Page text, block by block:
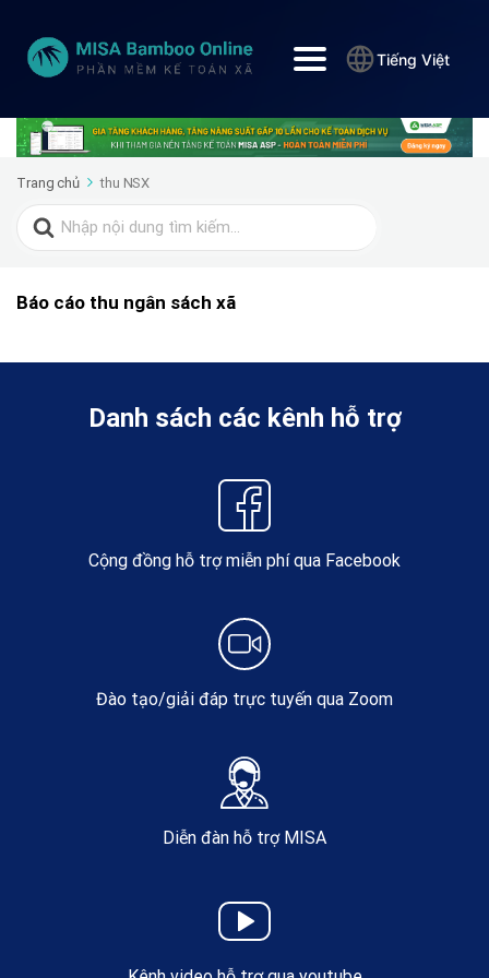
Tiếng Việt
Trang chủ thu NSX
Search
for:
Báo cáo thu ngân sách xã
Danh sách các kênh hỗ trợ
Cộng đồng hỗ trợ miễn phí qua Facebook
Đào tạo/giải đáp trực tuyến qua Zoom
Diễn đàn hỗ trợ MISA